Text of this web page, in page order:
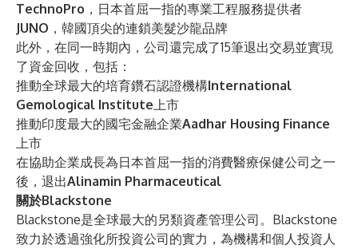
TechnoPro ，日本首屈一指的專業工程服務提供者
JUNO ，韓國頂尖的連鎖美髮沙龍品牌
此外，在同一時期內，公司還完成了15筆退出交易並實現
了資金回收，包括：
推動全球最大的培育鑽石認證機構International
Gemological Institute上市
推動印度最大的國宅金融企業Aadhar Housing Finance
上市
在協助企業成長為日本首屈一指的消費醫療保健公司之一
後，退出Alinamin Pharmaceutical
關於Blackstone
Blackstone是全球最大的另類資產管理公司。Blackstone
致力於透過強化所投資公司的實力，為機構和個人投資人